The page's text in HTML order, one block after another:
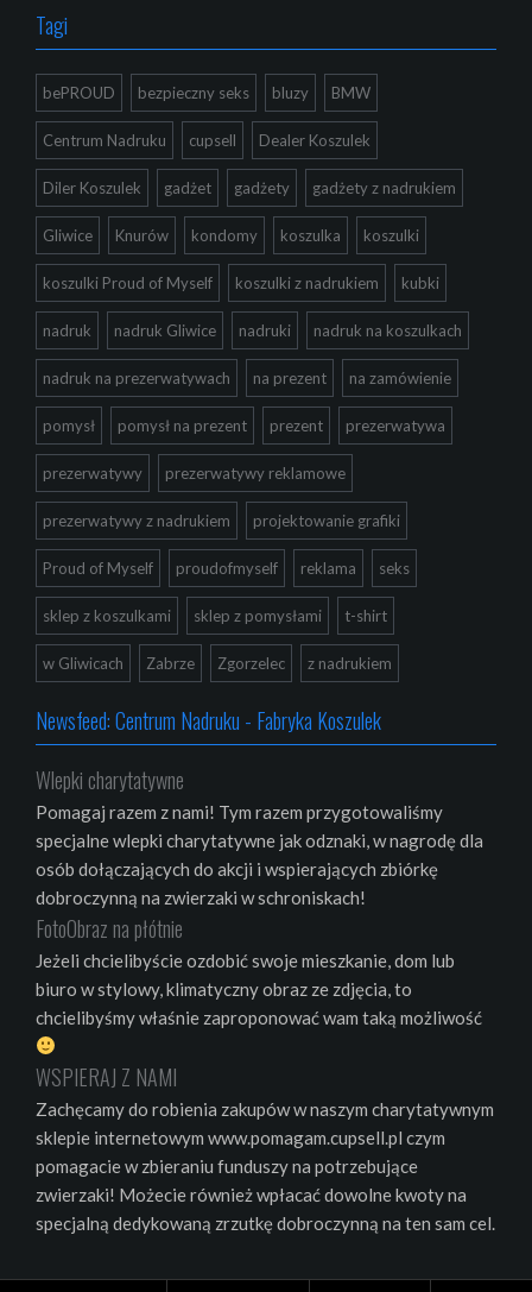
Tagi
bePROUD bezpieczny seks bluzy BMW
Centrum Nadruku cupsell Dealer Koszulek
Diler Koszulek gadżet gadżety gadżety z nadrukiem
Gliwice Knurów kondomy koszulka koszulki
koszulki Proud of Myself koszulki z nadrukiem kubki
nadruk nadruk Gliwice nadruki nadruk na koszulkach
nadruk na prezerwatywach na prezent na zamówienie
pomysł pomysł na prezent prezent prezerwatywa
prezerwatywy prezerwatywy reklamowe
prezerwatywy z nadrukiem projektowanie grafiki
Proud of Myself proudofmyself reklama seks
sklep z koszulkami sklep z pomysłami t-shirt
w Gliwicach Zabrze Zgorzelec z nadrukiem
Newsfeed: Centrum Nadruku - Fabryka Koszulek
Wlepki charytatywne
Pomagaj razem z nami! Tym razem przygotowaliśmy
specjalne wlepki charytatywne jak odznaki, w nagrodę dla
osób dołączających do akcji i wspierających zbiórkę
dobroczynną na zwierzaki w schroniskach!
FotoObraz na płótnie
Jeżeli chcielibyście ozdobić swoje mieszkanie, dom lub
biuro w stylowy, klimatyczny obraz ze zdjęcia, to
chcielibyśmy właśnie zaproponować wam taką możliwość
WSPIERAJ Z NAMI
Zachęcamy do robienia zakupów w naszym charytatywnym
sklepie internetowym www.pomagam.cupsell.pl czym
pomagacie w zbieraniu funduszy na potrzebujące
zwierzaki! Możecie również wpłacać dowolne kwoty na
specjalną dedykowaną zrzutkę dobroczynną na ten sam cel.